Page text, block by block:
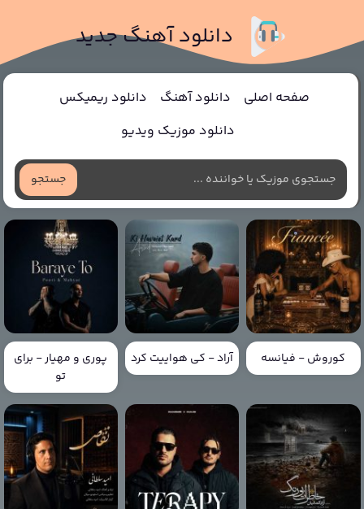
دانلود آهنگ جدید
صفحه اصلی دانلود آهنگ
دانلود ریمیکس
دانلود موزیک ویدیو
جستجو
کوروش - فیانسه آراد - کی هواییت کرد
پوری و مهیار - برای
تو